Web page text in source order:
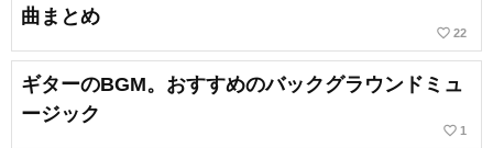
曲まとめ
favorite_border 22
ギターのBGM。おすすめのバックグラウンドミュ
ージック
favorite_border 1